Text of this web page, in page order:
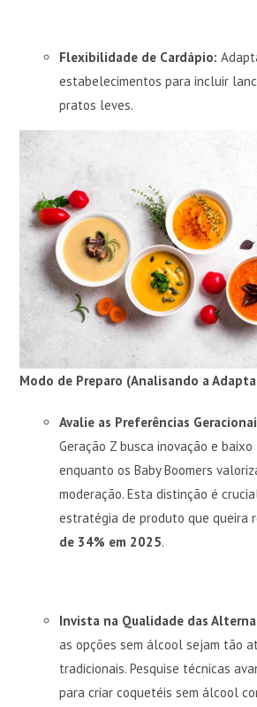
Flexibilidade de Cardápio:
estabelecimentos para incluir
pratos leves.
Modo de Preparo (Analisando a
Avalie as Preferências
Geração Z busca inovação e
enquanto os Baby Boomers
moderação. Esta distinção é
estratégia de produto que queira
de 34% em 2025.
Invista na Qualidade das
as opções sem álcool sejam tão
tradicionais. Pesquise técnicas
para criar coquetéis sem álcool